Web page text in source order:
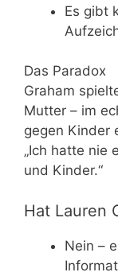
Es gibt
Das Paradox
Graham
Mutter – im
gegen Kinder
„Ich hatte nie
und Kinder.“
Hat Lauren
Nein –